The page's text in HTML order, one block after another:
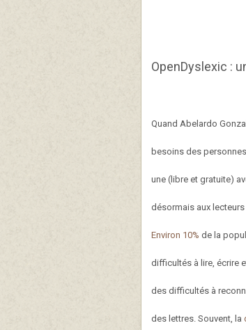
OpenDyslexic :
Quand Abelardo
besoins des
une (libre et gratuite)
désormais aux
Environ 10% de la
difficultés à lire, écrire
des difficultés à
des lettres. Souvent, la